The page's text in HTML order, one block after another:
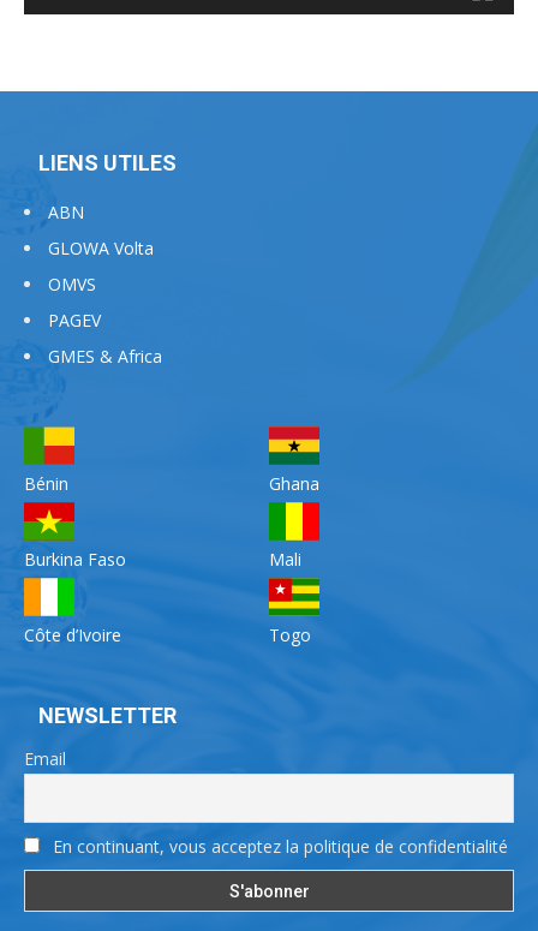
LIENS UTILES
ABN
GLOWA Volta
OMVS
PAGEV
GMES & Africa
Bénin
Burkina Faso
Côte d’Ivoire
Ghana
Mali
Togo
NEWSLETTER
Email
En continuant, vous acceptez la politique de confidentialité